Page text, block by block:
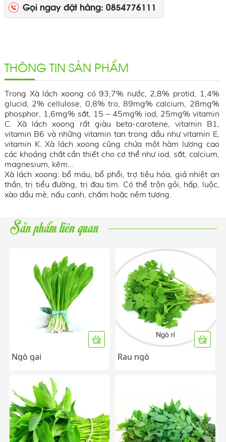
Gọi ngay đặt hàng: 0854776111
THÔNG TIN SẢN PHẨM
Trong Xà lách xoong có 93,7% nước, 2,8% protid, 1,4%
glucid, 2% cellulose, 0,8% tro, 89mg% calcium, 28mg%
phosphor, 1,6mg% sắt, 15 – 45mg% iod, 25mg% vitamin
C. Xà lách xoong rất giàu beta-carotene, vitamin B1,
vitamin B6 và những vitamin tan trong dầu như vitamin E,
vitamin K. Xà lách xoong cũng chứa một hàm lượng cao
các khoáng chất cần thiết cho cơ thể như iod, sắt, calcium,
magnesium, kẽm…
Xà lách xoong: bổ máu, bổ phổi, trợ tiêu hóa, giả nhiệt an
thần, trị tiểu đường, trị đau tim. Có thể trộn gỏi, hấp, luộc,
xào dầu mè, nấu canh, chấm hoặc nêm tương.
Sản phẩm liên quan
Ngò gai Rau ngò